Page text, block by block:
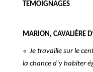
TEMOIGNAGES
MARION, CAVALIÈRE
« Je travaille sur le
la chance d’y habiter